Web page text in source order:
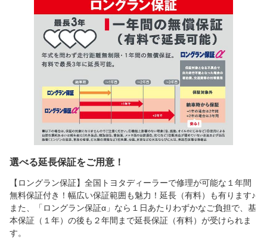
選べる延長保証をご用意！
【ロングラン保証】全国トヨタディーラーで修理が可能な１年間
無料保証付き！幅広い保証範囲も魅力！延長（有料）も有ります♪
また、「ロングラン保証α」なら１日あたりわずかなご負担で、基
本保証（１年）の後も２年間まで延長保証（有料）が受けられま
す。